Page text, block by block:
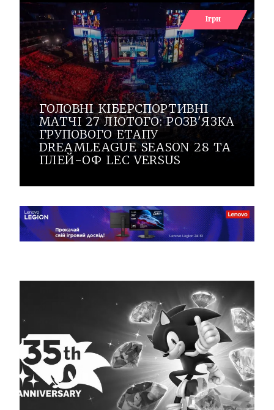
Ігри
ГОЛОВНІ КІБЕРСПОРТИВНІ
МАТЧІ 27 ЛЮТОГО: РОЗВ'ЯЗКА
ГРУПОВОГО ЕТАПУ
DREAMLEAGUE SEASON 28 ТА
ПЛЕЙ-ОФ LEC VERSUS